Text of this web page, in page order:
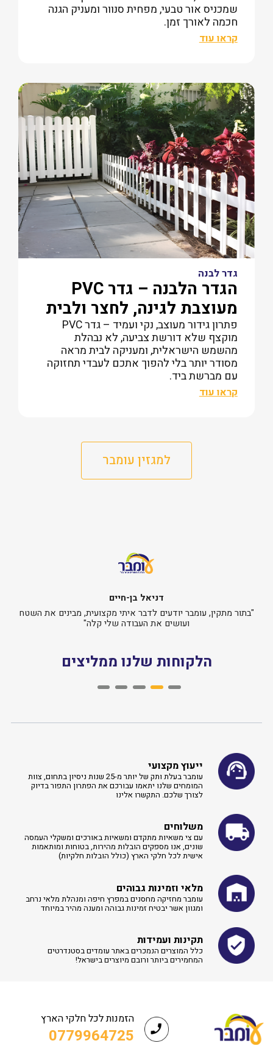
שמכניס אור טבעי, מפחית סנוור ומעניק הגנה
חכמה לאורך זמן.
קראו עוד
גדר לבנה
הגדר הלבנה – גדר PVC
מעוצבת לגינה, לחצר ולבית
פתרון גידור מעוצב, נקי ועמיד – גדר PVC
מוקצף שלא דורשת צביעה, לא נבהלת
מהשמש הישראלית, ומעניקה לבית מראה
מסודר יותר בלי להפוך אתכם לעבדי תחזוקה
עם מברשת ביד.
קראו עוד
למגזין עומבר
דניאל בן-חיים
"בתור מתקין, עומבר יודעים לדבר איתי מקצועית, מבינים את השטח
ועושים את העבודה שלי קלה"
הלקוחות שלנו ממליצים
ייעוץ מקצועי
עומבר בעלת ותק של יותר מ-25 שנות ניסיון בתחום, צוות
המומחים שלנו יתאמו עבורכם את הפתרון התפור בדיוק
לצורך שלכם. התקשרו אלינו
משלוחים
עם צי משאיות מתקדם ומשאיות באורכים ומשקלי העמסה
שונים, אנו מספקים הובלות מהירות, בטוחות ומותאמות
אישית לכל חלקי הארץ (כולל הובלות חלקיות)
מלאי וזמינות גבוהים
עומבר מחזיקה מחסנים במפרץ חיפה ומנהלת מלאי נרחב
ומגוון אשר יבטיח זמינות גבוהה ומענה מהיר במיוחד
תקינות ועמידות
כלל המוצרים הנמכרים באתר עומדים בסטנדרטים
המחמירים ביותר ורובם מיוצרים בישראל!
הזמנות לכל חלקי הארץ
0779964725